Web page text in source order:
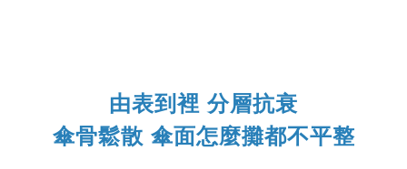
由表到裡 分層抗衰
傘骨鬆散 傘面怎麼攤都不平整